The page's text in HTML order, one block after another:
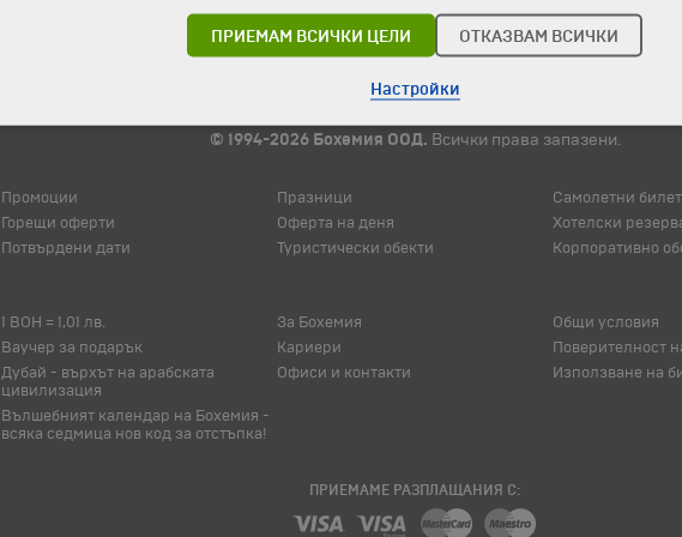
© 1994-2026 Бохемия ООД. Всички права запазени.
Промоции
Горещи оферти
Потвърдени дати
Празници
Оферта на деня
Туристически обекти
Самолетни
Хотелски
Корпоративно
1 BOH = 1,01 лв.
Ваучер за подарък
Дубай - върхът на арабската
цивилизация
Вълшебният календар на Бохемия -
всяка седмица нов код за отстъпка!
За Бохемия
Кариери
Офиси и контакти
Общи условия
Поверителност
Използване на
ПРИЕМАМЕ РАЗПЛАЩАНИЯ С:
ПРИЕМАМ ВСИЧКИ ЦЕЛИ ОТКАЗВАМ ВСИЧКИ
Настройки